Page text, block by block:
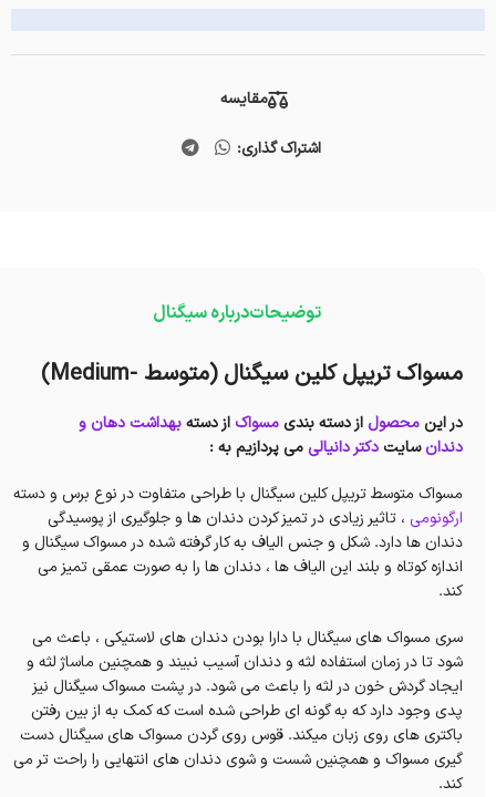
مقایسه
اشتراک گذاری:
توضیحاتدرباره سیگنال
مسواک تریپل کلین سیگنال (متوسط -Medium)
در این محصول از دسته بندی مسواکاز دستهبهداشت دهان و
دندانسایتدکتر دانیالیمی پردازیم به :
مسواک متوسط تریپل کلین سیگنال با طراحی متفاوت در نوع برس و دسته
ارگونومی ، تاثیر زیادی در تمیز کردن دندان ها و جلوگیری از پوسیدگی
دندان ها دارد. شکل و جنس الیاف به کار گرفته شده در مسواک سیگنال و
اندازه کوتاه و بلند این الیاف ها ، دندان ها را به صورت عمقی تمیز می
کند.
سری مسواک های سیگنال با دارا بودن دندان های لاستیکی ، باعث می
شود تا در زمان استفاده لثه و دندان آسیب نبیند و همچنین ماساژ لثه و
ایجاد گردش خون در لثه را باعث می شود. در پشت مسواک سیگنال نیز
پدی وجود دارد که به گونه ای طراحی شده است که کمک به از بین رفتن
باکتری های روی زبان میکند. قوس روی گردن مسواک های سیگنال دست
گیری مسواک و همچنین شست و شوی دندان های انتهایی را راحت تر می
کند.